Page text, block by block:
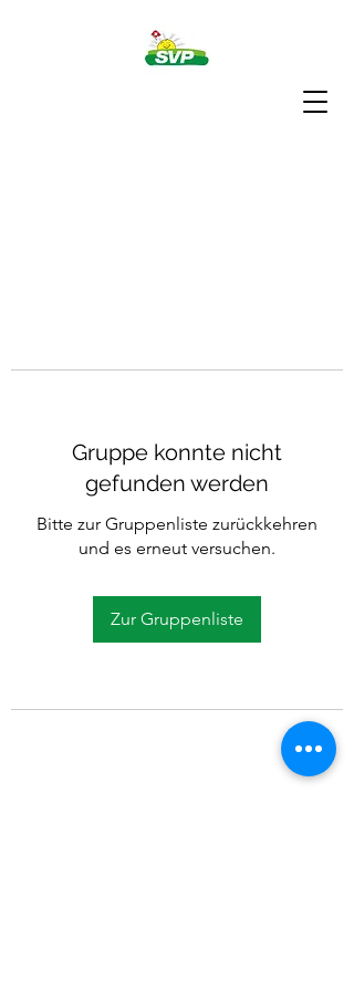
Gruppe konnte nicht
gefunden werden
Bitte zur Gruppenliste zurückkehren
und es erneut versuchen.
Zur Gruppenliste